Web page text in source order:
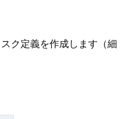
ク定義を作成します（細